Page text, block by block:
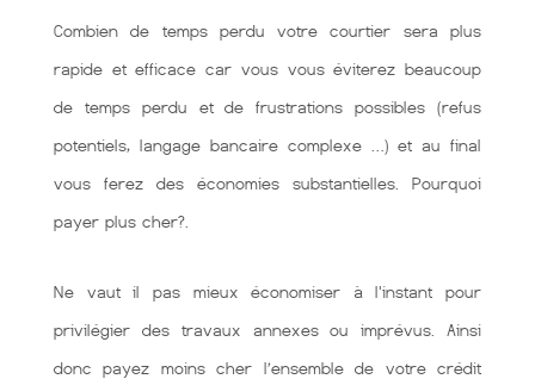
Combien de temps perdu votre courtier sera plus
rapide et efficace car vous vous éviterez beaucoup
de temps perdu et de frustrations possibles (refus
potentiels, langage bancaire complexe …) et au final
vous ferez des économies substantielles. Pourquoi
payer plus cher?.
Ne vaut il pas mieux économiser à l'instant pour
privilégier des travaux annexes ou imprévus. Ainsi
donc payez moins cher l’ensemble de votre crédit